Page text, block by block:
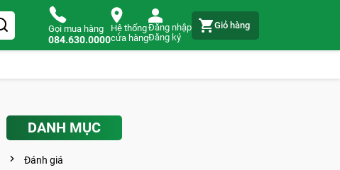
Gọi mua hàng
084.630.0000
Hệ thống
cửa hàng
Đăng nhập
Đăng ký
Giỏ hàng
DANH MỤC
Đánh giá